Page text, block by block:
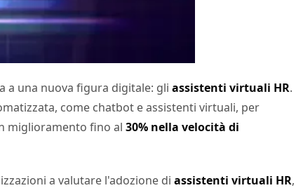
a una nuova figura digitale: gli assistenti virtuali HR.
come chatbot e assistenti virtuali, per
miglioramento fino al 30% nella velocità di
a valutare l'adozione di assistenti virtuali HR,